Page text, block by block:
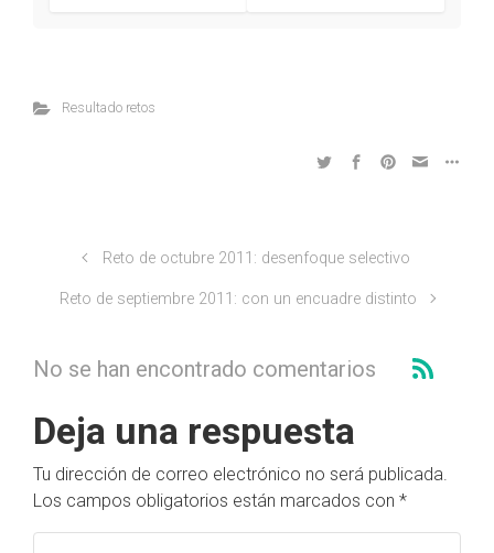
Resultado retos
Reto de octubre 2011: desenfoque selectivo
Reto de septiembre 2011: con un encuadre distinto
No se han encontrado comentarios
Deja una respuesta
Tu dirección de correo electrónico no será publicada.
Los campos obligatorios están marcados con *